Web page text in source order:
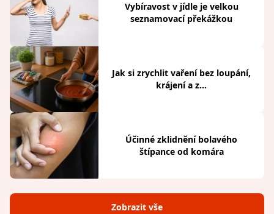
Vybíravost v jídle je velkou
seznamovací překážkou
Jak si zrychlit vaření bez loupání,
krájení a z...
Účinné zklidnění bolavého
štípance od komára
Zobrazit vše